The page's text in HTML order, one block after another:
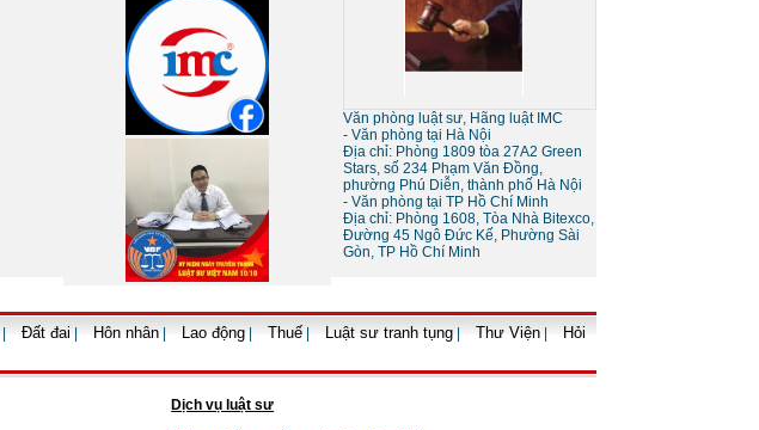
Sự khác nhau giữa tố tụng
tòa án và tố tụng bằng trọng
Thủ tục giải thể doanh
Văn phòng luật sư, Hãng luật IMC
- Văn phòng tại Hà Nội
Địa chỉ: Phòng 1809 tòa 27A2 Green
Stars, số 234 Phạm Văn Đồng,
phường Phú Diễn, thành phố Hà Nội
- Văn phòng tại TP Hồ Chí Minh
Địa chỉ: Phòng 1608, Tòa Nhà Bitexco,
Đường 45 Ngô Đức Kế, Phường Sài
Gòn, TP Hồ Chí Minh
Đất đai Hôn nhân Lao động Thuế Luật sư tranh tụng Thư Viện
Hỏi
Dịch vụ luật sư